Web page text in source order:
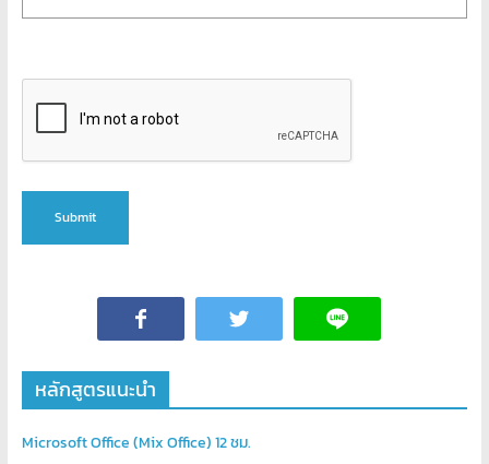
เว็บ
เช่า
สต์
โปรแกรม
ตาม
สั่ง
Submit
หลักสูตรแนะนำ
Microsoft Office (Mix Office) 12 ชม.